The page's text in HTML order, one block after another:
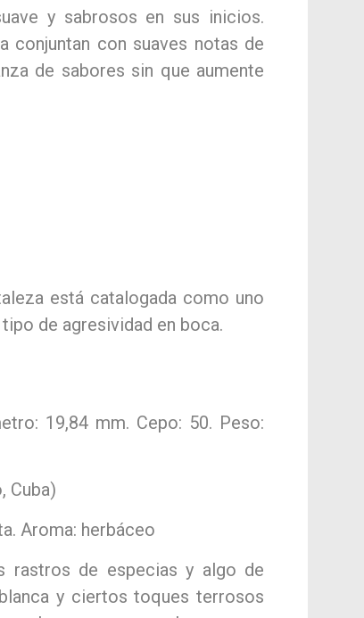
y sabrosos en sus inicios.
conjuntan con suaves notas de
de sabores sin que aumente
está catalogada como uno
de agresividad en boca.
19,84 mm. Cepo: 50. Peso:
Cuba)
Aroma: herbáceo
rastros de especias y algo de
y ciertos toques terrosos